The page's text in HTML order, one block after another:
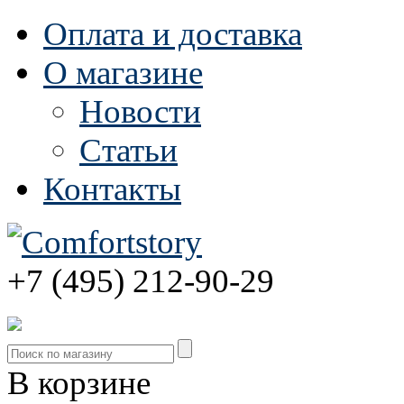
Оплата и доставка
О магазине
Новости
Статьи
Контакты
+7 (495) 212-90-29
В корзине